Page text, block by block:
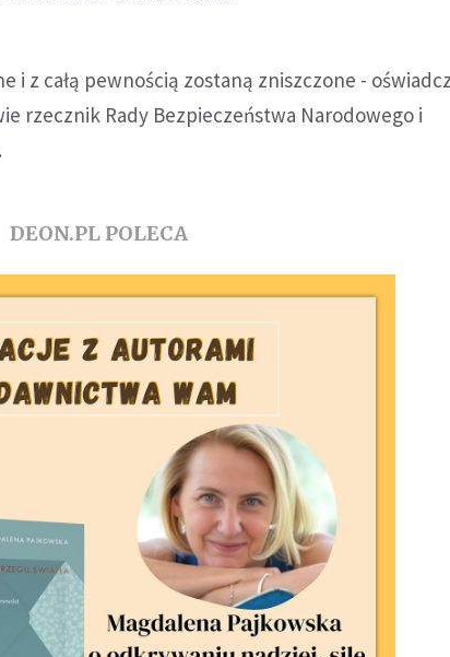
i z całą pewnością zostaną zniszczone -
rzecznik Rady Bezpieczeństwa Narodowego i
DEON.PL POLECA